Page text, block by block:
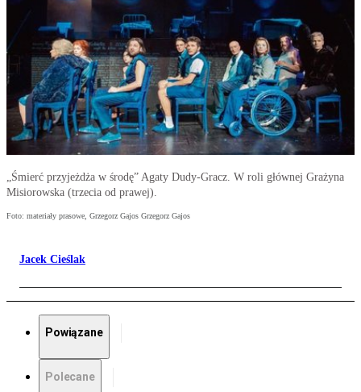
„Śmierć przyjeżdża w środę” Agaty Dudy-Gracz. W roli głównej Grażyna
Misiorowska (trzecia od prawej).
Foto: materiały prasowe, Grzegorz Gajos Grzegorz Gajos
Jacek Cieślak
Powiązane
Polecane